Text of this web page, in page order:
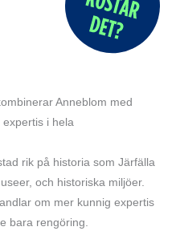
Anneblom med
i hela
rik på historia som Järfälla
och historiska miljöer.
om mer kunnig expertis
bara rengöring.